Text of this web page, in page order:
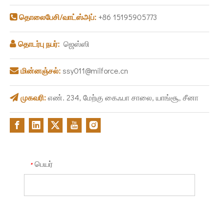
தொலைபேசி/வாட்ஸ்அப்: +86 15195905773
 தொடர்பு நபர்: ஜெஸ்ஸி
 மின்னஞ்சல்:ssy011@milforce.cn
 முகவரி:எண். 234, மேற்கு கைஃபா சாலை, யாங்சூ, சீனா
* பெயர்